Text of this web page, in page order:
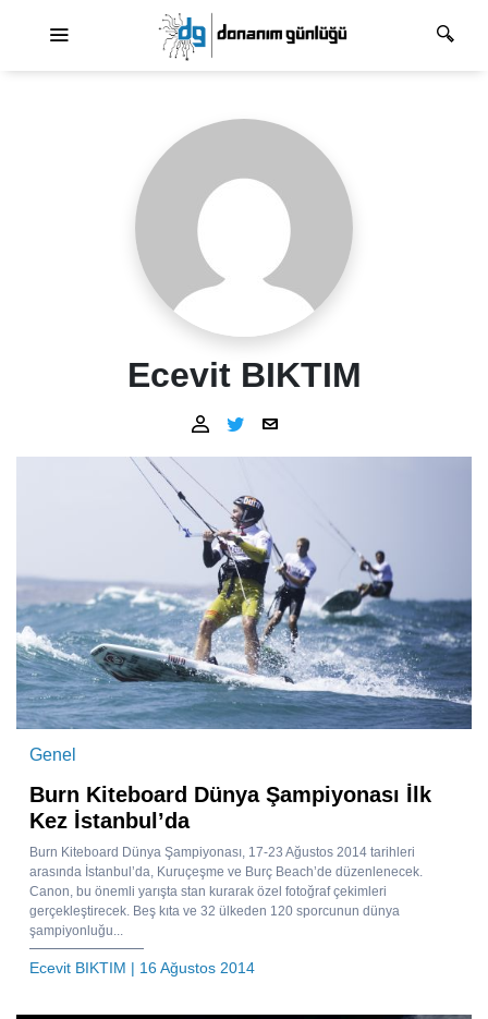
Ecevit BIKTIM
Genel
Burn Kiteboard Dünya Şampiyonası İlk
Kez İstanbul’da
Burn Kiteboard Dünya Şampiyonası, 17-23 Ağustos 2014 tarihleri
arasında İstanbul’da, Kuruçeşme ve Burç Beach’de düzenlenecek.
Canon, bu önemli yarışta stan kurarak özel fotoğraf çekimleri
gerçekleştirecek. Beş kıta ve 32 ülkeden 120 sporcunun dünya
şampiyonluğu...
Ecevit BIKTIM | 16 Ağustos 2014